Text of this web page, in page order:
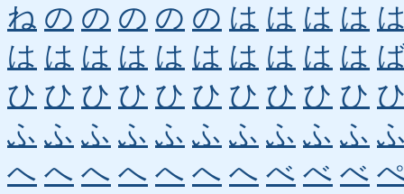
ね の の の の の は は は は
は は は は は は は は は は
ひ ひ ひ ひ ひ ひ ひ ひ ひ ひ
ふ ふ ふ ふ ふ ふ ふ ふ ふ ふ
へ へ へ へ へ へ へ べ べ べ